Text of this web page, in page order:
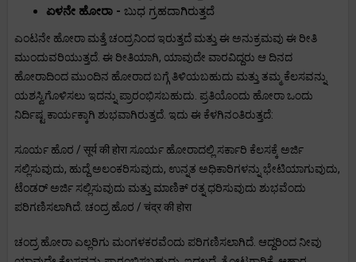
ಏಳನೇ ಹೋರಾ - ಬುಧ ಗ್ರಹದಾಗಿರುತ್ತದೆ
ಎಂಟನೇ ಹೋರಾ ಮತ್ತೆ ಚಂದ್ರನಿಂದ ಇರುತ್ತದೆ ಮತ್ತು ಈ ಅನುಕ್ರಮವು ಈ ರೀತಿ
ಮುಂದುವರಿಯುತ್ತದೆ. ಈ ರೀತಿಯಾಗಿ, ಯಾವುದೇ ವಾರವಿದ್ದರು ಆ ದಿನದ
ಹೋರಾದಿಂದ ಮುಂದಿನ ಹೋರಾದ ಬಗ್ಗೆ ತಿಳಿಯಬಹುದು ಮತ್ತು ತಮ್ಮ ಕೆಲಸವನ್ನು
ಯಶಸ್ವಿಗೊಳಿಸಲು ಇದನ್ನು ಪ್ರಾರಂಭಿಸಬಹುದು. ಪ್ರತಿಯೊಂದು ಹೋರಾ ಒಂದು
ನಿರ್ದಿಷ್ಟ ಕಾರ್ಯಕ್ಕಾಗಿ ಶುಭವಾಗಿರುತ್ತದೆ. ಇದು ಈ ಕೆಳಗಿನಂತಿರುತ್ತದೆ:
ಸೂರ್ಯ ಹೊರ / सूर्य की होरा ಸೂರ್ಯ ಹೋರಾದಲ್ಲಿ ಸರ್ಕಾರಿ ಕೆಲಸಕ್ಕೆ ಅರ್ಜಿ
ಸಲ್ಲಿಸುವುದು, ಹುದ್ದೆ ಅಲಂಕರಿಸುವುದು, ಉನ್ನತ ಅಧಿಕಾರಿಗಳನ್ನು ಭೇಟಿಯಾಗುವುದು,
ಟೆಂಡರ್ ಅರ್ಜಿ ಸಲ್ಲಿಸುವುದು ಮತ್ತು ಮಾಣಿಕ್ ರತ್ನ ಧರಿಸುವುದು ಶುಭವೆಂದು
ಪರಿಗಣಿಸಲಾಗಿದೆ. ಚಂದ್ರ ಹೊರ / चंद्र की होरा
ಚಂದ್ರ ಹೋರಾ ಎಲ್ಲರಿಗು ಮಂಗಳಕರವೆಂದು ಪರಿಗಣಿಸಲಾಗಿದೆ. ಆದ್ದರಿಂದ ನೀವು